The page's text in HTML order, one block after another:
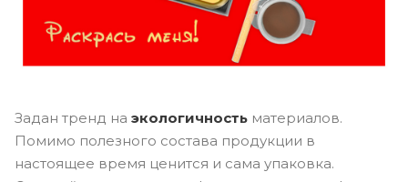
Задан тренд на экологичность материалов.
Помимо полезного состава продукции в
настоящее время ценится и сама упаковка.